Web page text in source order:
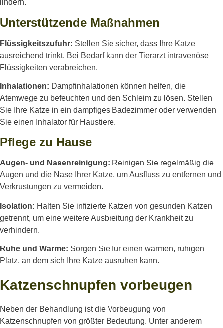
lindern.
Unterstützende Maßnahmen
Flüssigkeitszufuhr: Stellen Sie sicher, dass Ihre Katze
ausreichend trinkt. Bei Bedarf kann der Tierarzt intravenöse
Flüssigkeiten verabreichen.
Inhalationen: Dampfinhalationen können helfen, die
Atemwege zu befeuchten und den Schleim zu lösen. Stellen
Sie Ihre Katze in ein dampfiges Badezimmer oder verwenden
Sie einen Inhalator für Haustiere.
Pflege zu Hause
Augen- und Nasenreinigung: Reinigen Sie regelmäßig die
Augen und die Nase Ihrer Katze, um Ausfluss zu entfernen und
Verkrustungen zu vermeiden.
Isolation: Halten Sie infizierte Katzen von gesunden Katzen
getrennt, um eine weitere Ausbreitung der Krankheit zu
verhindern.
Ruhe und Wärme: Sorgen Sie für einen warmen, ruhigen
Platz, an dem sich Ihre Katze ausruhen kann.
Katzenschnupfen vorbeugen
Neben der Behandlung ist die Vorbeugung von
Katzenschnupfen von größter Bedeutung. Unter anderem